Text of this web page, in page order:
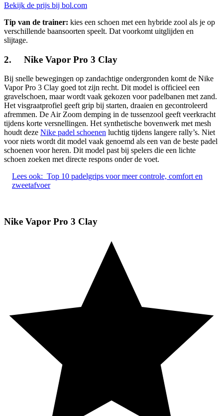
Bekijk de prijs bij bol.com
Tip van de trainer: kies een schoen met een hybride zool als je op
verschillende baansoorten speelt. Dat voorkomt uitglijden en
slijtage.
2. Nike Vapor Pro 3 Clay
Bij snelle bewegingen op zandachtige ondergronden komt de Nike
Vapor Pro 3 Clay goed tot zijn recht. Dit model is officieel een
gravelschoen, maar wordt vaak gekozen voor padelbanen met zand.
Het visgraatprofiel geeft grip bij starten, draaien en gecontroleerd
afremmen. De Air Zoom demping in de tussenzool geeft veerkracht
tijdens korte versnellingen. Het synthetische bovenwerk met mesh
houdt deze Nike padel schoenen luchtig tijdens langere rally’s. Niet
voor niets wordt dit model vaak genoemd als een van de beste padel
schoenen voor heren. Dit model past bij spelers die een lichte
schoen zoeken met directe respons onder de voet.
Lees ook: Top 10 padelgrips voor meer controle, comfort en
zweetafvoer
Nike Vapor Pro 3 Clay